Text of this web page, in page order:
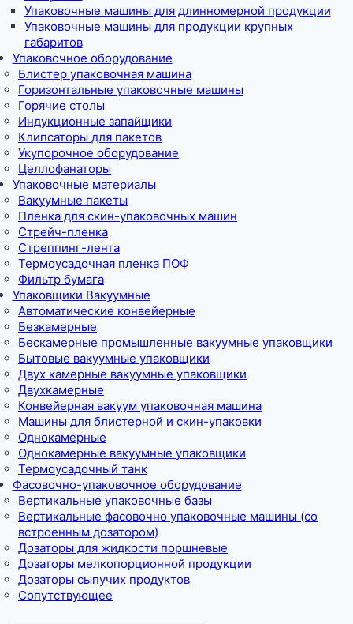
Упаковочные машины для длинномерной продукции
Упаковочные машины для продукции крупных
габаритов
Упаковочное оборудование
Блистер упаковочная машина
Горизонтальные упаковочные машины
Горячие столы
Индукционные запайщики
Клипсаторы для пакетов
Укупорочное оборудование
Целлофанаторы
Упаковочные материалы
Вакуумные пакеты
Пленка для скин-упаковочных машин
Стрейч-пленка
Стреппинг-лента
Термоусадочная пленка ПОФ
Фильтр бумага
Упаковщики Вакуумные
Автоматические конвейерные
Безкамерные
Бескамерные промышленные вакуумные упаковщики
Бытовые вакуумные упаковщики
Двух камерные вакуумные упаковщики
Двухкамерные
Конвейерная вакуум упаковочная машина
Машины для блистерной и скин-упаковки
Однокамерные
Однокамерные вакуумные упаковщики
Термоусадочный танк
Фасовочно-упаковочное оборудование
Вертикальные упаковочные базы
Вертикальные фасовочно упаковочные машины (со
встроенным дозатором)
Дозаторы для жидкости поршневые
Дозаторы мелкопорционной продукции
Дозаторы сыпучих продуктов
Сопутствующее